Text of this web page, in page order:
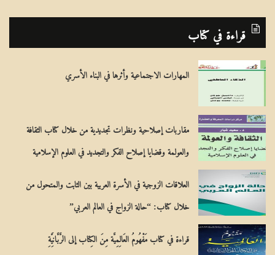
قراءة في كتاب
المهارات الاجتماعية وأثرها في البناء الأسري
مقاربات إصلاحية ونظرات تجديدية من خلال كتاب الثقافة
والعولمة وقضايا إصلاح الفكر والتجديد في العلوم الإسلامية
العلاقات الزوجية في الأسرة العربية بين الثابت والمتحول من
خلال كتاب: “حالة الزواج في العالم العربي”
قراءة في كتاب مَفْهُومُ العَالِمِيَّة مِنَ الكِتاب إلى الرَّبَّانِيَّةِ